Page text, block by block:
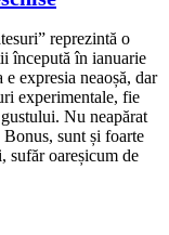
reprezintă o
începută în ianuarie
expresia neaoșă, dar
experimentale, fie
Nu neapărat
sunt și foarte
sufăr oareșicum de